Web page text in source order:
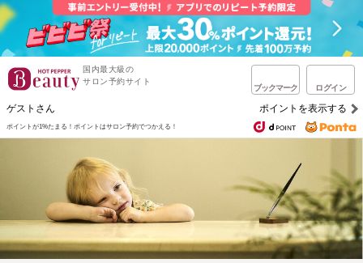
国内最大級の
サロン予約サイト
ブックマーク ログイン
ゲストさん ポイントを表示する
ポイントが1%たまる！ ポイントはサロン予約でつかえる！